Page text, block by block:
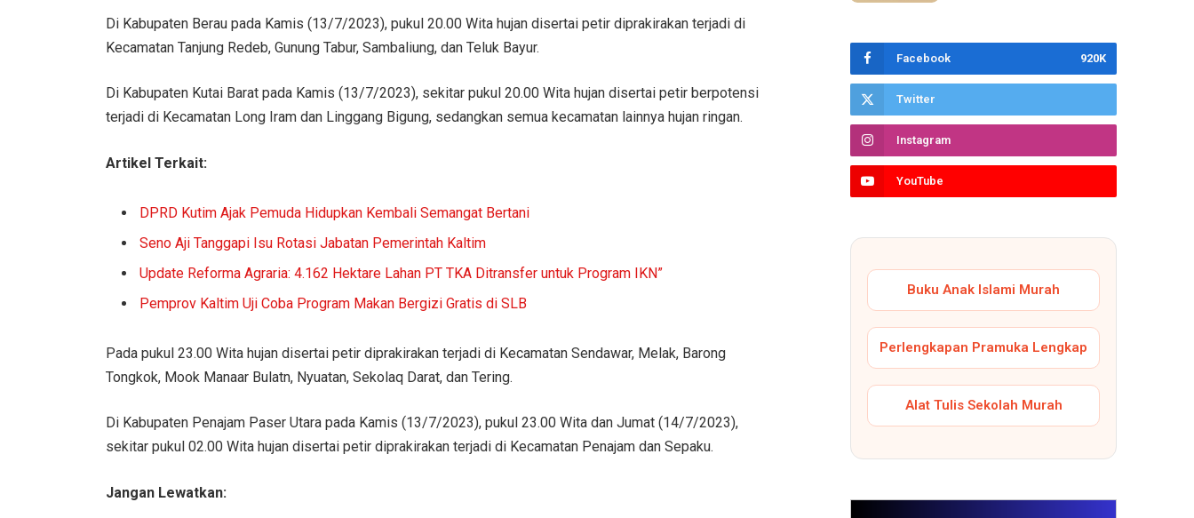
Di Kabupaten Berau pada Kamis (13/7/2023), pukul 20.00 Wita hujan disertai petir diprakirakan terjadi di
Kecamatan Tanjung Redeb, Gunung Tabur, Sambaliung, dan Teluk Bayur.
Di Kabupaten Kutai Barat pada Kamis (13/7/2023), sekitar pukul 20.00 Wita hujan disertai petir berpotensi
terjadi di Kecamatan Long Iram dan Linggang Bigung, sedangkan semua kecamatan lainnya hujan ringan.
Artikel Terkait:
DPRD Kutim Ajak Pemuda Hidupkan Kembali Semangat Bertani
Seno Aji Tanggapi Isu Rotasi Jabatan Pemerintah Kaltim
Update Reforma Agraria: 4.162 Hektare Lahan PT TKA Ditransfer untuk Program IKN”
Pemprov Kaltim Uji Coba Program Makan Bergizi Gratis di SLB
Pada pukul 23.00 Wita hujan disertai petir diprakirakan terjadi di Kecamatan Sendawar, Melak, Barong
Tongkok, Mook Manaar Bulatn, Nyuatan, Sekolaq Darat, dan Tering.
Di Kabupaten Penajam Paser Utara pada Kamis (13/7/2023), pukul 23.00 Wita dan Jumat (14/7/2023),
sekitar pukul 02.00 Wita hujan disertai petir diprakirakan terjadi di Kecamatan Penajam dan Sepaku.
Jangan Lewatkan:
Facebook 920K
Twitter
Instagram
YouTube
Buku Anak Islami Murah
Perlengkapan Pramuka Lengkap
Alat Tulis Sekolah Murah